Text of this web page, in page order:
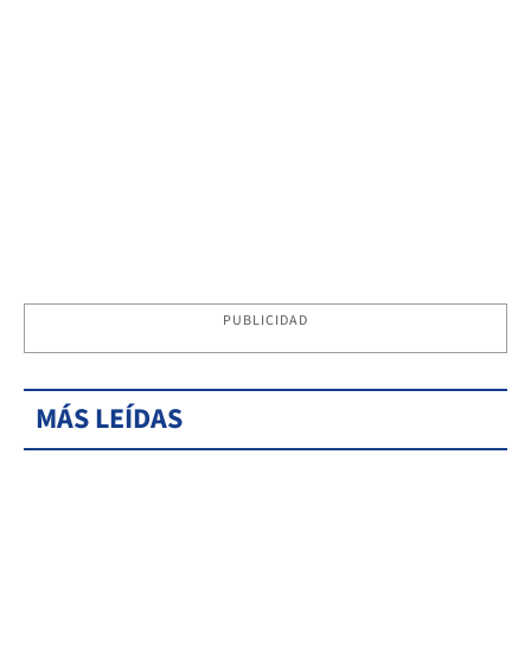
PUBLICIDAD
MÁS LEÍDAS